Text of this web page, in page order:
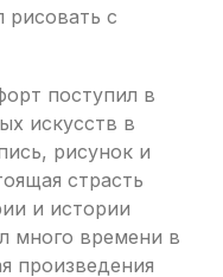
рисовать с
поступил в
искусств в
рисунок и
страсть
и истории
много времени в
произведения